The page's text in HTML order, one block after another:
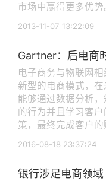
市场中赢得更多优势
2013-11-07 13:22:09
Gartner：后电商
电子商务与物联网
新型的电商模式，
能够通过数据分析
的行为并且学习客
策，最终完成客户的
2016-08-18 23:37:24
银行涉足电商领